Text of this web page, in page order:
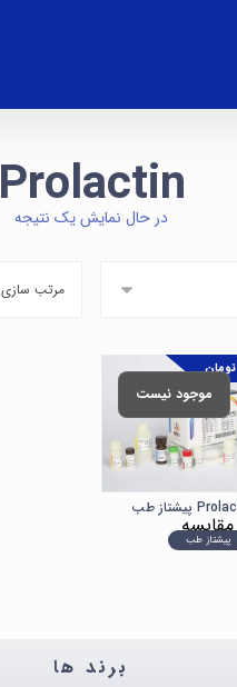
Prolactin
در حال نمایش یک نتیجه
پیشتاز طب
تومان
موجود نیست
مقایسه
برند ها